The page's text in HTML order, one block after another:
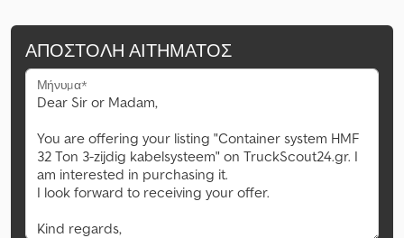
ΑΠΟΣΤΟΛΉ ΑΙΤΉΜΑΤΟΣ
Μήνυμα*